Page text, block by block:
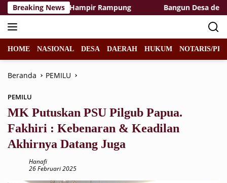
Langsung
ke
konten
Breaking News
TMMD Hampir Rampung Bangun Desa dengan
HOME NASIONAL DESA DAERAH HUKUM NOTARIS/
Beranda PEMILU
PEMILU
MK Putuskan PSU Pilgub Papua.
Fakhiri : Kebenaran & Keadilan
Akhirnya Datang Juga
Hanafi
26 Februari 2025